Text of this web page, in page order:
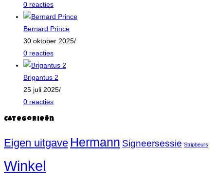
0 reacties
Bernard Prince
30 oktober 2025/
0 reacties
Brigantus 2
25 juli 2025/
0 reacties
Categorieën
Eigen uitgave Hermann Signeersessie Stripbeurs
Winkel